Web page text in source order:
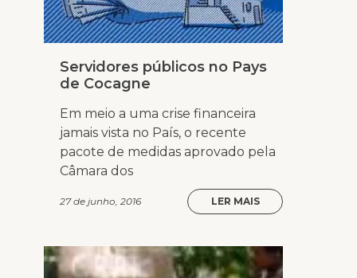
Servidores públicos no Pays
de Cocagne
Em meio a uma crise financeira
jamais vista no País, o recente
pacote de medidas aprovado pela
Câmara dos
27 de junho, 2016 LER MAIS